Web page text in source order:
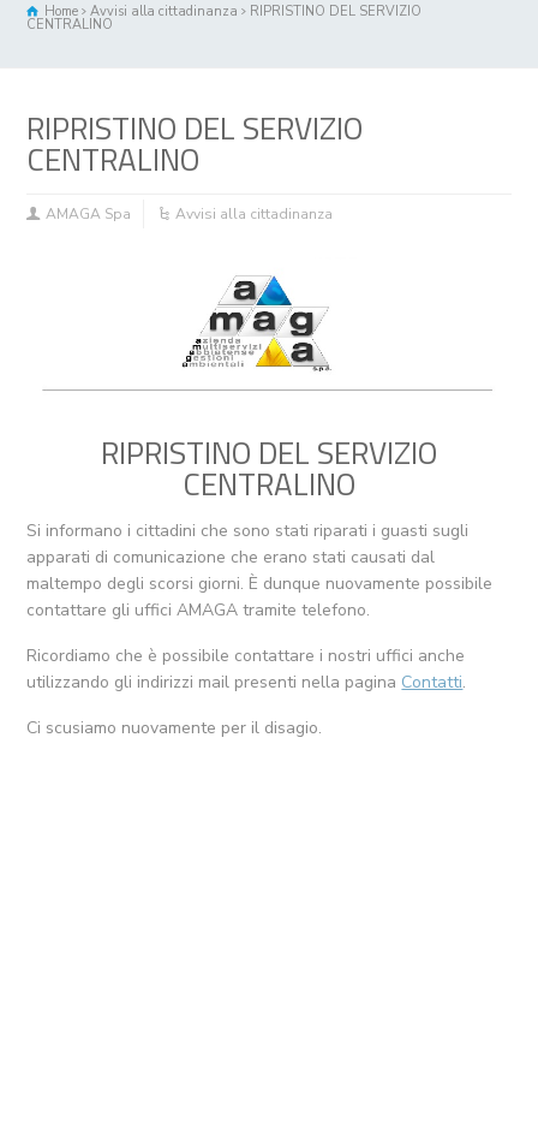
Home Avvisi alla cittadinanza RIPRISTINO DEL SERVIZIO
CENTRALINO
RIPRISTINO DEL SERVIZIO
CENTRALINO
AMAGA Spa Avvisi alla cittadinanza
RIPRISTINO DEL SERVIZIO
CENTRALINO
Si informano i cittadini che sono stati riparati i guasti sugli
apparati di comunicazione che erano stati causati dal
maltempo degli scorsi giorni. È dunque nuovamente possibile
contattare gli uffici AMAGA tramite telefono.
Ricordiamo che è possibile contattare i nostri uffici anche
utilizzando gli indirizzi mail presenti nella pagina Contatti.
Ci scusiamo nuovamente per il disagio.